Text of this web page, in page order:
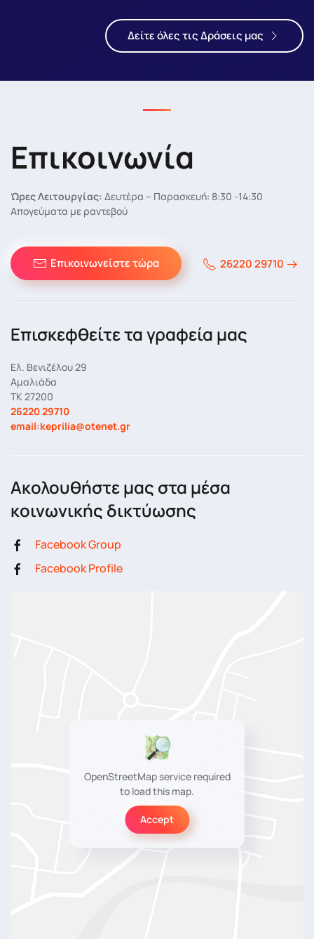
Δείτε όλες τις Δράσεις μας
Επικοινωνία
Ώρες Λειτουργίας: Δευτέρα – Παρασκευή: 8:30 -14:30
Απογεύματα με ραντεβού
Επικοινωνείστε τώρα 26220 29710
Επισκεφθείτε τα γραφεία μας
Ελ. Βενιζέλου 29
Αμαλιάδα
ΤΚ 27200
26220 29710
email:keprilia@otenet.gr
Ακολουθήστε μας στα μέσα
κοινωνικής δικτύωσης
Facebook Group
Facebook Profile
OpenStreetMap service required
to load this map.
Accept